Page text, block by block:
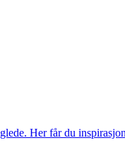
Her får du